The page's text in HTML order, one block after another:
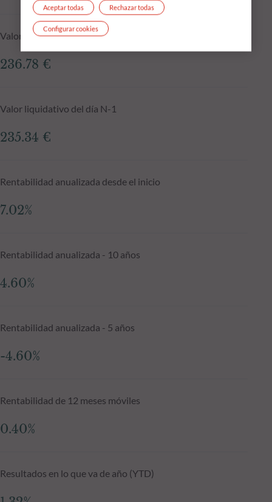
Valor liquidativo a 05.08.2026
236.78 €
Valor liquidativo del día N-1
235.34 €
Rentabilidad anualizada desde el inicio
7.02%
Rentabilidad anualizada - 10 años
4.60%
Rentabilidad anualizada - 5 años
-4.60%
Rentabilidad de 12 meses móviles
0.40%
Resultados en lo que va de año (YTD)
Rechazar todas
Aceptar todas
Configurar cookies